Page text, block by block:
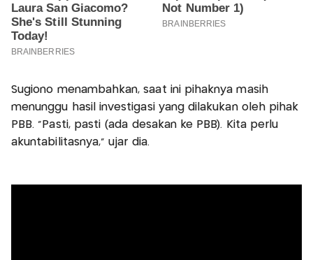
Sugiono menambahkan, saat ini pihaknya masih
menunggu hasil investigasi yang dilakukan oleh pihak
PBB. “Pasti, pasti (ada desakan ke PBB). Kita perlu
akuntabilitasnya,” ujar dia.